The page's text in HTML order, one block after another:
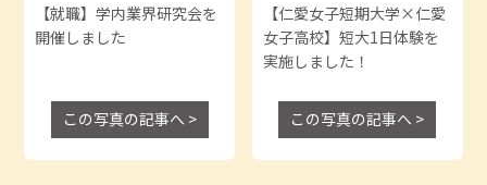
【就職】学内業界研究会を
開催しました
この写真の記事へ >
【仁愛女子短期大学×仁愛
女子高校】短大1日体験を
実施しました！
この写真の記事へ >